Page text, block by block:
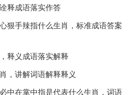
释成语落实作答
狠手辣指什么生肖，标准成语答案
释义成语落实解释
，讲解词语解释释义
中在掌中指是代表什么生肖，词语